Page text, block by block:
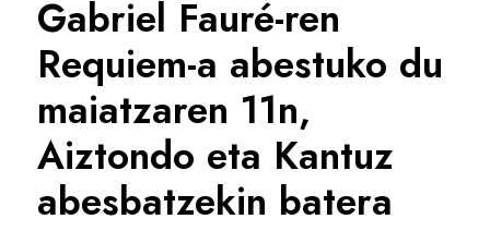
Gabriel Fauré-ren
Requiem-a abestuko du
maiatzaren 11n,
Aiztondo eta Kantuz
abesbatzekin batera